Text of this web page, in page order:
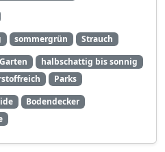
sommergrün Strauch
Garten
halbschattig bis sonnig
Parks
Bodendecker